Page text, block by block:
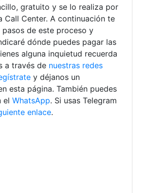
gratuito y se lo realiza por
Call Center. A continuación te
de este proceso y
dónde puedes pagar las
alguna inquietud recuerda
a través de nuestras redes
y déjanos un
esta página. También puedes
el WhatsApp. Si usas Telegram
enlace.